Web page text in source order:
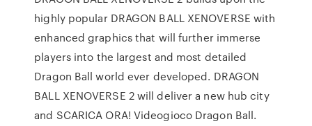
highly popular DRAGON BALL XENOVERSE with
enhanced graphics that will further immerse
players into the largest and most detailed
Dragon Ball world ever developed. DRAGON
BALL XENOVERSE 2 will deliver a new hub city
and SCARICA ORA! Videogioco Dragon Ball.